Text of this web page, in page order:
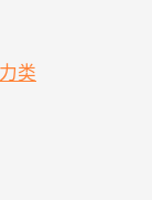
类